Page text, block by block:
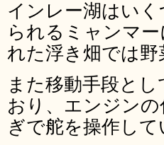
インレー湖はい
られるミャンマ
れた浮き畑では
また移動手段と
おり、エンジン
ぎで舵を操作して